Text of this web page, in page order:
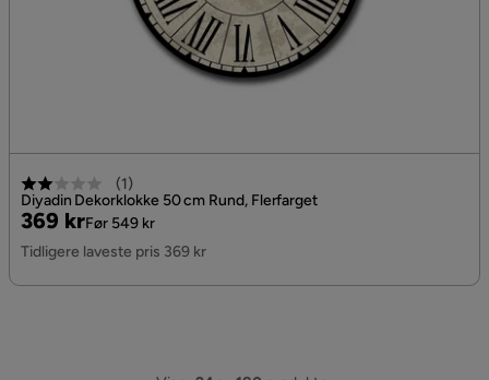
(1)
Diyadin Dekorklokke 50 cm Rund, Flerfarget
Pris
369 kr
Original
Pris
Før 549 kr
Tidligere laveste pris 369 kr